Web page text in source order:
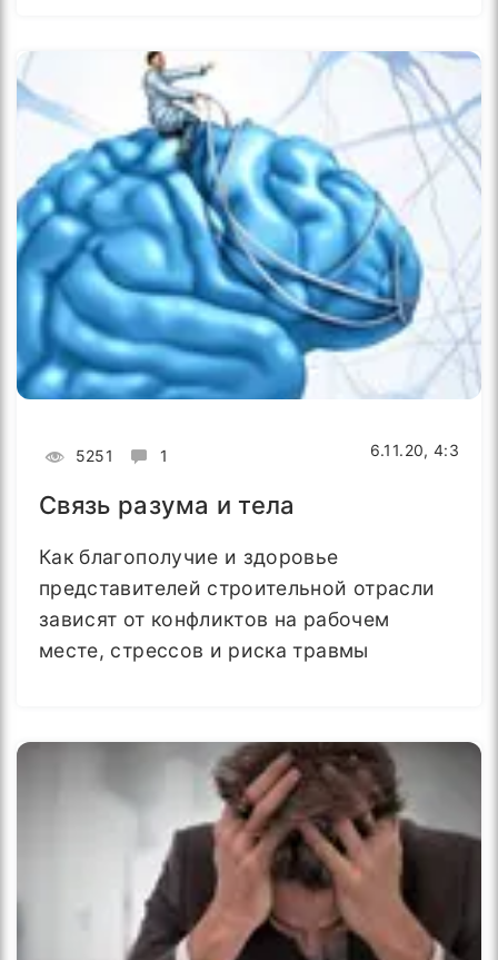
5251 1 6.11.20, 4:3
Связь разума и тела
Как благополучие и здоровье
представителей строительной отрасли
зависят от конфликтов на рабочем
месте, стрессов и риска травмы